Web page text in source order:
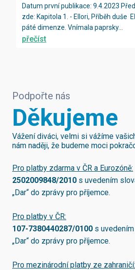
Datum první publikace: 9.4.2023
zde: Kapitola 1. - Ellori, Příběh duše
páté dimenze. Vnímala paprsky...
přečíst
Podpořte nás
Děkujeme
Vážení diváci, velmi si vážíme
nám naději, že budeme moci
Pro platby zdarma v ČR a Eurozóně:
2502009848/2010 s uvedením
„Dar“ do zprávy pro příjemce.
Pro platby v ČR:
107-7380440287/0100 s uvedením
„Dar“ do zprávy pro příjemce.
Pro mezinárodní platby ze zahraničí: